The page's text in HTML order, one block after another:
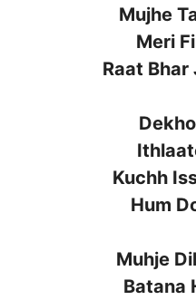
Mujhe
Meri
Raat Bhar
Kuchh
Hum
Muhje
Batana